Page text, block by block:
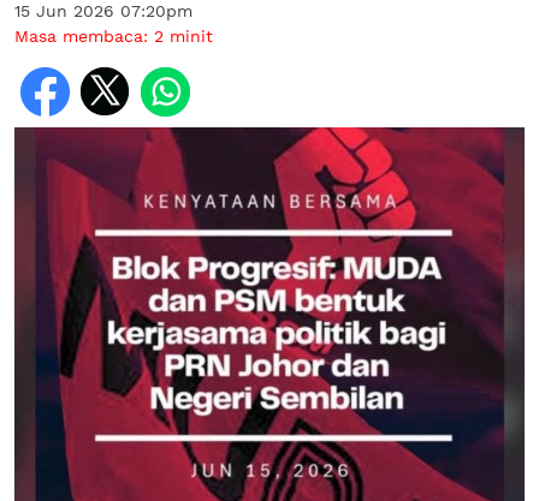
15 Jun 2026 07:20pm
Masa membaca: 2 minit